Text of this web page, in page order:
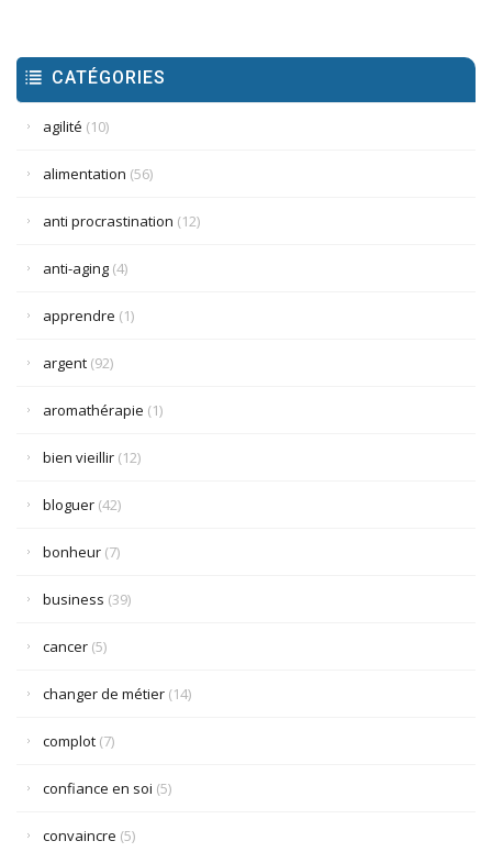
CATÉGORIES
agilité (10)
alimentation (56)
anti procrastination (12)
anti-aging (4)
apprendre (1)
argent (92)
aromathérapie (1)
bien vieillir (12)
bloguer (42)
bonheur (7)
business (39)
cancer (5)
changer de métier (14)
complot (7)
confiance en soi (5)
convaincre (5)